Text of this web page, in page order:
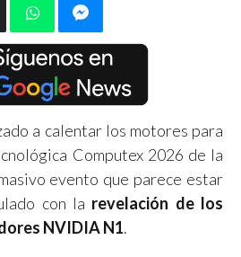
a calentar los motores para
Computex 2026 de la
evento que parece estar
con la revelación de los
NVIDIA N1.